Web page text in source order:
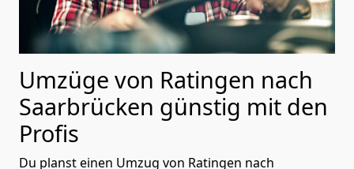
Umzüge von Ratingen nach
Saarbrücken günstig mit den
Profis
Du planst einen Umzug von Ratingen nach